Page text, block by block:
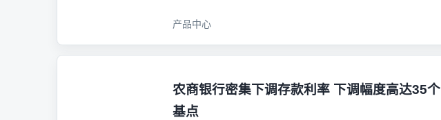
产品中心
农商银行密集下调存款利率 下调幅度高达35个
基点